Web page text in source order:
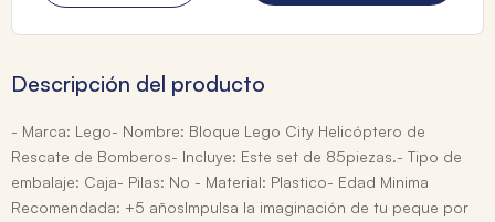
Descripción del producto
- Marca: Lego- Nombre: Bloque Lego City Helicóptero de
Rescate de Bomberos- Incluye: Este set de 85piezas.- Tipo de
embalaje: Caja- Pilas: No - Material: Plastico- Edad Minima
Recomendada: +5 añosImpulsa la imaginación de tu peque por